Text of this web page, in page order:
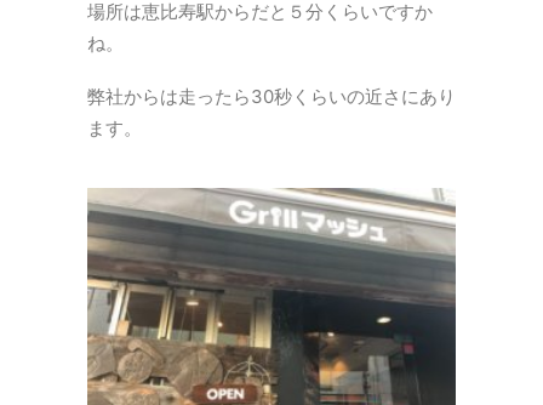
場所は恵比寿駅からだと５分くらいですか
ね。
弊社からは走ったら30秒くらいの近さにあり
ます。